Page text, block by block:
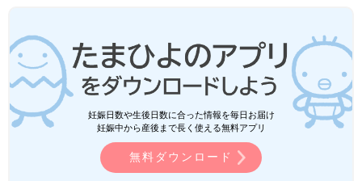
てくれるアイテムが人気です♪ ご紹介するのは
どれもプチプラブランドでゲットできるものば
かり。ぜひチェックしてくださいね！
無印良品も「快適すぎて感動」「これは
売り切れる」超優秀！大人向けの汗対策
汗ばむ季節の外出は、ベタベタして不快なう
え、服の汗じみやにおいなども気になりますよ
ね。そこで今回は、大人向けの汗対策グッズを
ご紹介します。超優秀なアイテムばかりなの
で、ぜひチェックしてみてくださいね♪
ZARAのシューズは、どれもおしゃれでしたね。コーデをワンラ
妊娠日数や生後日数に合った情報を毎日お届け
妊娠中から産後まで長く使える無料アプリ
無料ダウンロード